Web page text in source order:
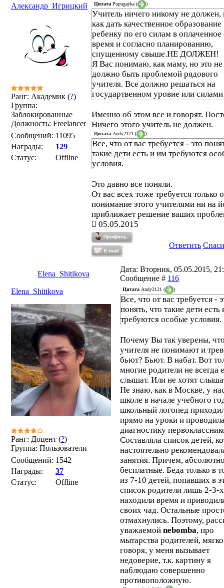
Александр_Игрицкий
Ранг: Академик (?)
Группа:
Заблокированные
Должность: Freelancer
Сообщений: 11095
Награды:
129
Статус:
Offline
Цитата Popugayka ( )
Учитель ничего никому не должен,
как дать качественное образование
ребенку по его силам в
время и согласно планированию,
спущенному свыше.НЕ ДОЛЖЕН!
Я Вас понимаю, как маму, но это не
должно быть проблемой рядового
учителя. Все должно решаться на
государтвенном уровне или
Именно об этом все и говорят.
Ничего этого учитель не должен.
Цитата Andy2121 ( )
Все, что от вас требуется - это
такие дети есть и им требуются
условия.
Это давно все поняли.
От вас всех тоже требуется только
понимание этого учителями ни на
приближает решение ваших
05.05.2015
Ответить
Elena_Shitikova
Дата: Вторник, 05.05.2015,
Сообщение # 116
Elena_Shitikova
Ранг: Доцент (?)
Группа: Пользователи
Сообщений: 1542
Награды:
37
Статус:
Offline
Цитата Andy2121 ( )
Все, что от вас требуется -
понять, что такие дети есть
требуются особые условия.
Почему Вы так уверены,
учителя не понимают и
бьют? Бьют. В набат. Вот
многие родители не всегда
слышат. Или не хотят
Не знаю, как в Москве, у
школе в начале учебного
школьный логопед
прямо на уроки и
диагностику
Составляла список детей,
настоятельно
занятия. Причем,
бесплатные. Беда только в
из 7-10 детей, попавших в
список родители лишь 2-3-х
находили время и
своих чад. Остальные
отмахнулись. Поэтому,
уважаемой nebomba, про
мытарства родителей, мягко
говоря, у меня вызывает
недоверие, т.к. картину я
наблюдаю совершенно
противоположную.